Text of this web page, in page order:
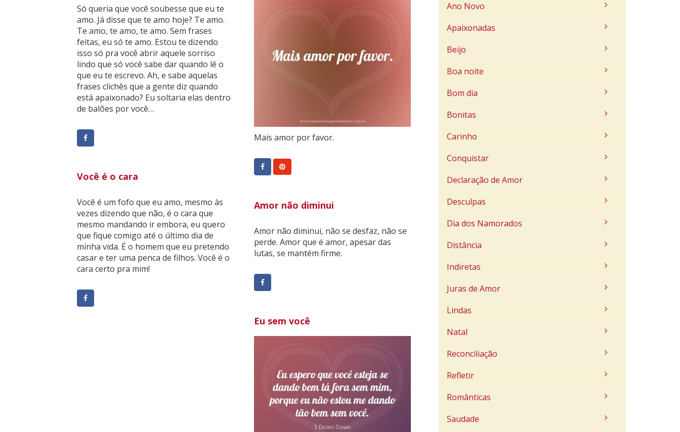
Só queria que você soubesse que eu te
amo. Já disse que te amo hoje? Te amo.
Te amo, te amo, te amo. Sem frases
feitas, eu só te amo. Estou te dizendo
isso só pra você abrir aquele sorriso
lindo que só você sabe dar quando lê o
que eu te escrevo. Ah, e sabe aquelas
frases clichês que a gente diz quando
está apaixonado? Eu soltaria elas dentro
de balões por você…
Mais amor por favor.
Você é o cara
Você é um fofo que eu amo, mesmo às
vezes dizendo que não, é o cara que
mesmo mandando ir embora, eu quero
que fique comigo até o último dia de
minha vida. É o homem que eu pretendo
casar e ter uma penca de filhos. Você é o
cara certo pra mim!
Amor não diminui
Amor não diminui, não se desfaz, não se
perde. Amor que é amor, apesar das
lutas, se mantém firme.
Eu sem você
Ano Novo
Apaixonadas
Beijo
Boa noite
Bom dia
Bonitas
Carinho
Conquistar
Declaração de Amor
Desculpas
Dia dos Namorados
Distância
Indiretas
Juras de Amor
Lindas
Natal
Reconciliação
Refletir
Românticas
Saudade